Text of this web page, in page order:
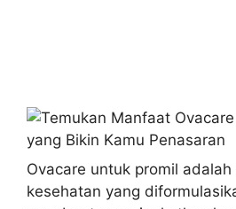
Ovacare untuk promil adalah
kesehatan yang